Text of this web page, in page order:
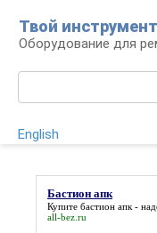
контенту
Твой инструмент
Оборудование для
English
Бастион апк
Купите бастион апк -
all-bez.ru